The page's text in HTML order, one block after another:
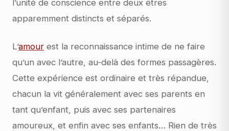
l’unité de conscience entre deux êtres
apparemment distincts et séparés.
L’amour est la reconnaissance intime de ne faire
qu’un avec l’autre, au-delà des formes passagères.
Cette expérience est ordinaire et très répandue,
chacun la vit généralement avec ses parents en
tant qu’enfant, puis avec ses partenaires
amoureux, et enfin avec ses enfants… Rien de très